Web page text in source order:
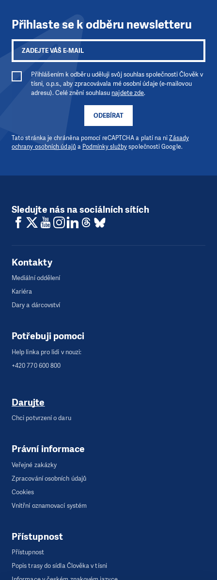
Přihlaste se k odběru newsletteru
ODEBÍRAT
Přihlášením k odběru uděluji svůj souhlas společnosti Člověk v
tísni, o.p.s., aby zpracovávala mé osobní údaje (e-mailovou
adresu). Celé znění souhlasu najdete zde.
Tato stránka je chráněna pomocí reCAPTCHA a platí na niZásady
ochrany osobních údajů a Podmínky službyspolečnosti Google.
Sledujte nás na sociálních sítích
Kontakty
Mediální oddělení
Kariéra
Dary a dárcovství
Potřebuji pomoci
Help linka pro lidi v nouzi:
+420 770 600 800
Darujte
Chci potvrzení o daru
Právní informace
Veřejné zakázky
Zpracování osobních údajů
Cookies
Vnitřní oznamovací systém
Přístupnost
Přístupnost
Popis trasy do sídla Člověka v tísni